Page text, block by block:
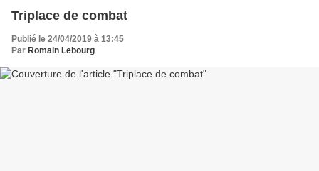
Triplace de combat
Publié le 24/04/2019 à 13:45
Par Romain Lebourg